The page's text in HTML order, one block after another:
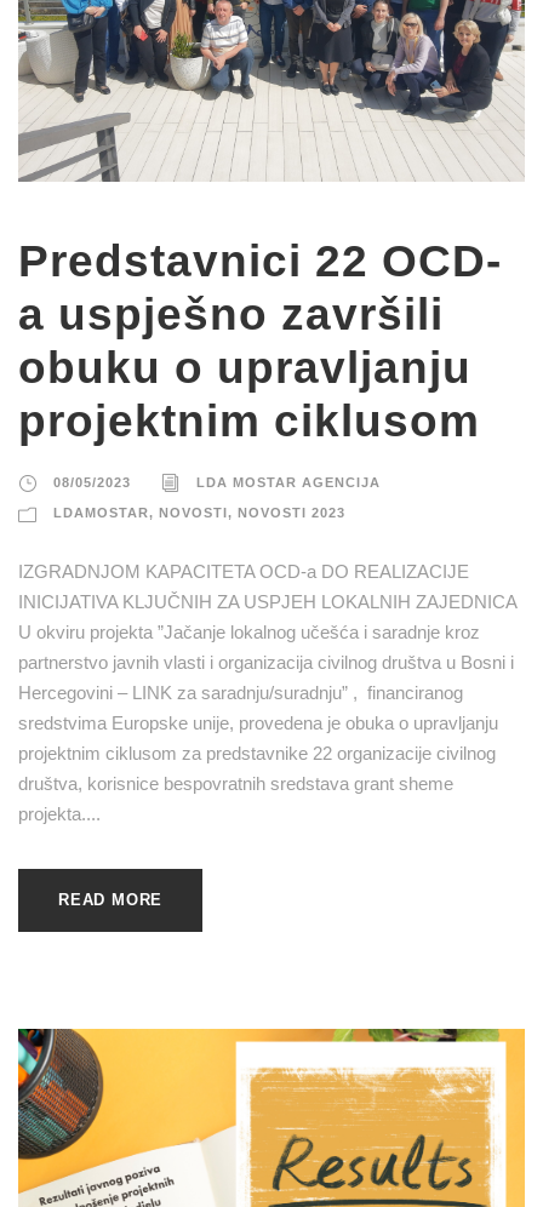
Predstavnici 22 OCD-
a uspješno završili
obuku o upravljanju
projektnim ciklusom
08/05/2023 LDA MOSTAR AGENCIJA
LDAMOSTAR, NOVOSTI, NOVOSTI 2023
IZGRADNJOM KAPACITETA OCD-a DO REALIZACIJE
INICIJATIVA KLJUČNIH ZA USPJEH LOKALNIH ZAJEDNICA
U okviru projekta ”Jačanje lokalnog učešća i saradnje kroz
partnerstvo javnih vlasti i organizacija civilnog društva u Bosni i
Hercegovini – LINK za saradnju/suradnju” , financiranog
sredstvima Europske unije, provedena je obuka o upravljanju
projektnim ciklusom za predstavnike 22 organizacije civilnog
društva, korisnice bespovratnih sredstava grant sheme
projekta....
READ MORE